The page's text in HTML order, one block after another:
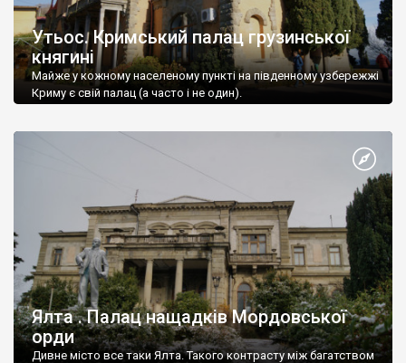
Утьос. Кримський палац грузинської
княгині
Майже у кожному населеному пункті на південному узбережжі
Криму є свій палац (а часто і не один).
Ялта . Палац нащадків Мордовської
орди
Дивне місто все таки Ялта. Такого контрасту між багатством